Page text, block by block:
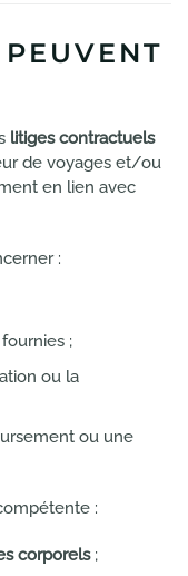
litiges contractuels
de voyages et/ou
en lien avec
:
;
ou la
ou une
:
corporels;